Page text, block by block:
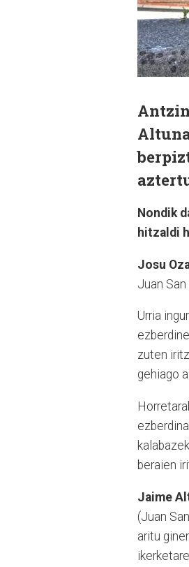
Nondik
hitzaldi
Josu
Juan
Urria
zuten
gehiago
beraien
Jaime
(Juan
aritu